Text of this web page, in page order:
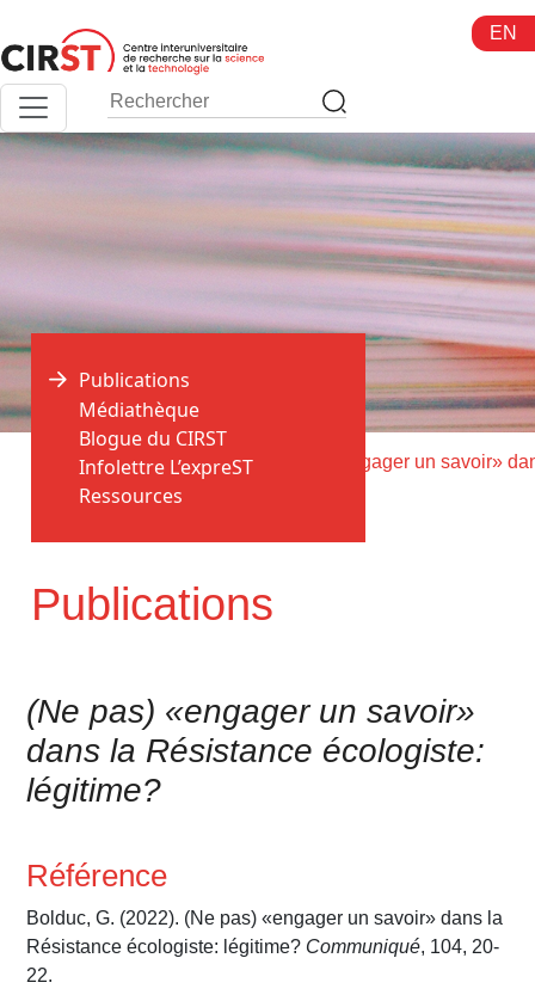
au
contenu
EN
Accueil > Publications >
Publications
Publications
Médiathèque
Blogue du CIRST
Infolettre L’expreST
Ressources
(Ne pas) «engager un savoir»
dans la Résistance écologiste:
légitime?
Référence
Bolduc, G. (2022). (Ne pas) «engager un savoir» dans la
Résistance écologiste: légitime? Communiqué, 104, 20-
22.